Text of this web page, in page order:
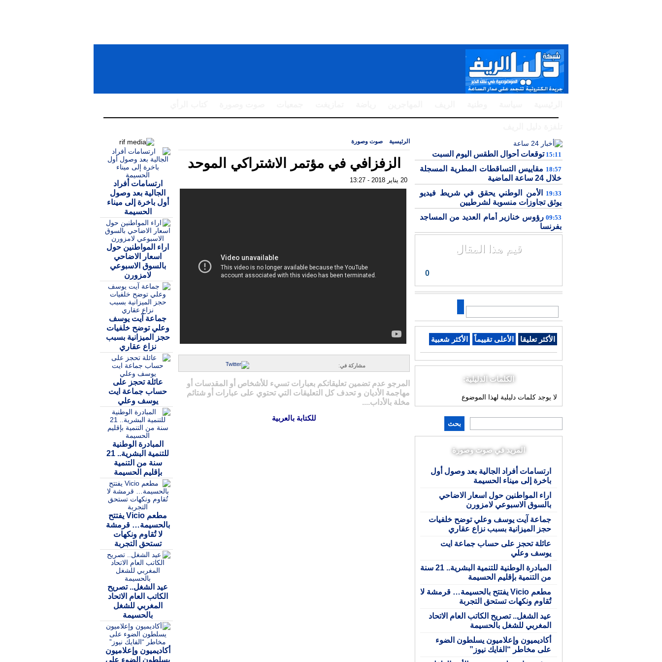
15:11 توقعات أحوال الطقس اليوم السبت
18:57 مقاييس التساقطات المطرية المسجلة
خلال 24 ساعة الماضية
19:33 الأمن الوطني يحقق في شريط فيديو
يوثق تجاوزات منسوبة لشرطيين
09:53 رؤوس خنازير أمام العديد من المساجد
بفرنسا
قيم هذا المقال
0
الأكثر تعليقا الأعلى تقييماً الأكثر شعبية
الكلمات الدليلية:
لا يوجد كلمات دليلية لهذا الموضوع
بحث
المزيد في صوت وصورة
ارتسامات أفراد الجالية بعد وصول أول
باخرة إلى ميناء الحسيمة
اراء المواطنين حول اسعار الاضاحي
بالسوق الاسبوعي لامزورن
جماعة آيت يوسف وعلي توضح خلفيات
حجز الميزانية بسبب نزاع عقاري
عائلة تحجز على حساب جماعة ايت
يوسف وعلي
المبادرة الوطنية للتنمية البشرية.. 21 سنة
من التنمية بإقليم الحسيمة
مطعم Vicio يفتتح بالحسيمة… قرمشة لا
تُقاوم ونكهات تستحق التجربة
عيد الشغل.. تصريح الكاتب العام الاتحاد
المغربي للشغل بالحسيمة
أكاديميون وإعلاميون يسلطون الضوء
على مخاطر “الفايك نيوز”
الرئيسية صوت وصورة
الزفزافي في مؤتمر الاشتراكي الموحد
20 يناير 2018 - 13:27
مشاركة في:
المرجو عدم تضمين تعليقاتكم بعبارات تسيء للأشخاص أو المقدسات أو
مهاجمة الأديان و تحدف كل التعليقات التي تحتوي على عبارات أو شتائم
مخلة بالأداب....
للكتابة بالعربية
ارتسامات أفراد
الجالية بعد وصول
أول باخرة إلى ميناء
الحسيمة
اراء المواطنين حول
اسعار الاضاحي
بالسوق الاسبوعي
لامزورن
جماعة آيت يوسف
وعلي توضح خلفيات
حجز الميزانية بسبب
نزاع عقاري
عائلة تحجز على
حساب جماعة ايت
يوسف وعلي
المبادرة الوطنية
للتنمية البشرية.. 21
سنة من التنمية
بإقليم الحسيمة
مطعم Vicio يفتتح
بالحسيمة… قرمشة
لا تُقاوم ونكهات
تستحق التجربة
عيد الشغل.. تصريح
الكاتب العام الاتحاد
المغربي للشغل
بالحسيمة
أكاديميون وإعلاميون
يسلطون الضوء على